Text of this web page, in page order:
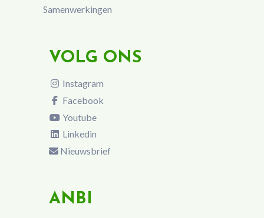
Samenwerkingen
VOLG ONS
Instagram
Facebook
Youtube
Linkedin
Nieuwsbrief
ANBI